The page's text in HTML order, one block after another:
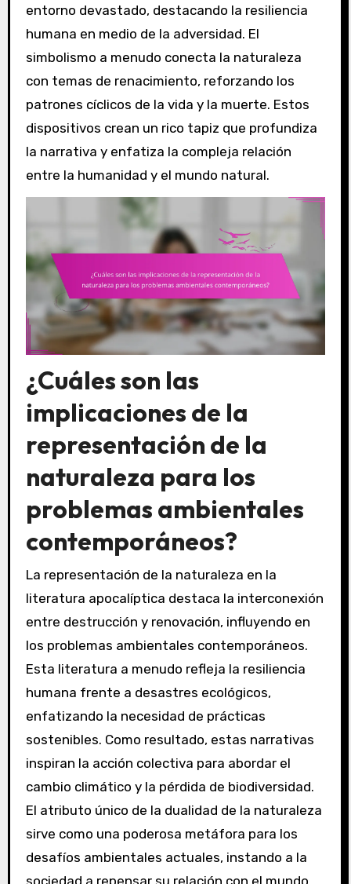
entorno devastado, destacando la resiliencia
humana en medio de la adversidad. El
simbolismo a menudo conecta la naturaleza
con temas de renacimiento, reforzando los
patrones cíclicos de la vida y la muerte. Estos
dispositivos crean un rico tapiz que profundiza
la narrativa y enfatiza la compleja relación
entre la humanidad y el mundo natural.
¿Cuáles son las
implicaciones de la
representación de la
naturaleza para los
problemas ambientales
contemporáneos?
La representación de la naturaleza en la
literatura apocalíptica destaca la interconexión
entre destrucción y renovación, influyendo en
los problemas ambientales contemporáneos.
Esta literatura a menudo refleja la resiliencia
humana frente a desastres ecológicos,
enfatizando la necesidad de prácticas
sostenibles. Como resultado, estas narrativas
inspiran la acción colectiva para abordar el
cambio climático y la pérdida de biodiversidad.
El atributo único de la dualidad de la naturaleza
sirve como una poderosa metáfora para los
desafíos ambientales actuales, instando a la
sociedad a repensar su relación con el mundo